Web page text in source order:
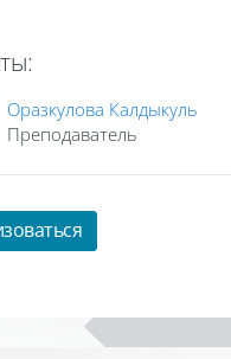
Оразкулова Калдыкуль
Преподаватель